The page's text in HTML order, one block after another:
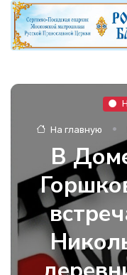
На главную
В